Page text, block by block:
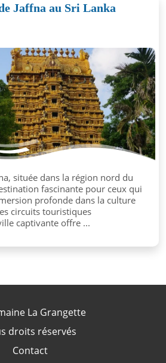
Jaffna au Sri Lanka
située dans la région nord du
fascinante pour ceux qui
profonde dans la culture
circuits touristiques
captivante offre ...
La Grangette
droits réservés
Contact